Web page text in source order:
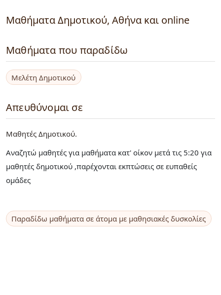
Μαθήματα Δημοτικού, Αθήνα και online
Μαθήματα που παραδίδω
Μελέτη Δημοτικού
Απευθύνομαι σε
Μαθητές Δημοτικού
Αναζητώ μαθητές για μαθήματα κατ' οίκον μετά τις 5:20 για
μαθητές δημοτικού ,παρέχονται εκπτώσεις σε ευπαθείς
ομάδες
Παραδίδω μαθήματα σε άτομα με μαθησιακές δυσκολίες